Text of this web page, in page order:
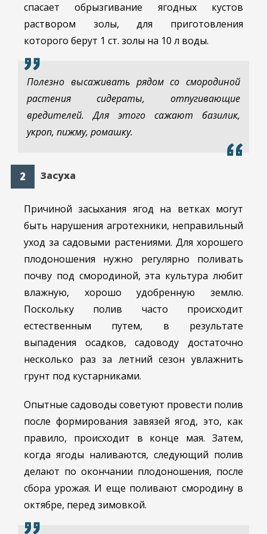
спасает обрызгивание ягодных кустов
раствором золы, для приготовления
которого берут 1 ст. золы на 10 л воды.
Полезно высаживать рядом со смородиной
растения сидераты, отпугивающие
вредителей. Для этого сажают базилик,
укроп, пижму, ромашку.
Засуха
Причиной засыхания ягод на ветках могут
быть нарушения агротехники, неправильный
уход за садовыми растениями. Для хорошего
плодоношения нужно регулярно поливать
почву под смородиной, эта культура любит
влажную, хорошо удобренную землю.
Поскольку полив часто происходит
естественным путем, в результате
выпадения осадков, садоводу достаточно
несколько раз за летний сезон увлажнить
грунт под кустарниками.
Опытные садоводы советуют провести полив
после формирования завязей ягод, это, как
правило, происходит в конце мая. Затем,
когда ягоды наливаются, следующий полив
делают по окончании плодоношения, после
сбора урожая. И еще поливают смородину в
октябре, перед зимовкой.